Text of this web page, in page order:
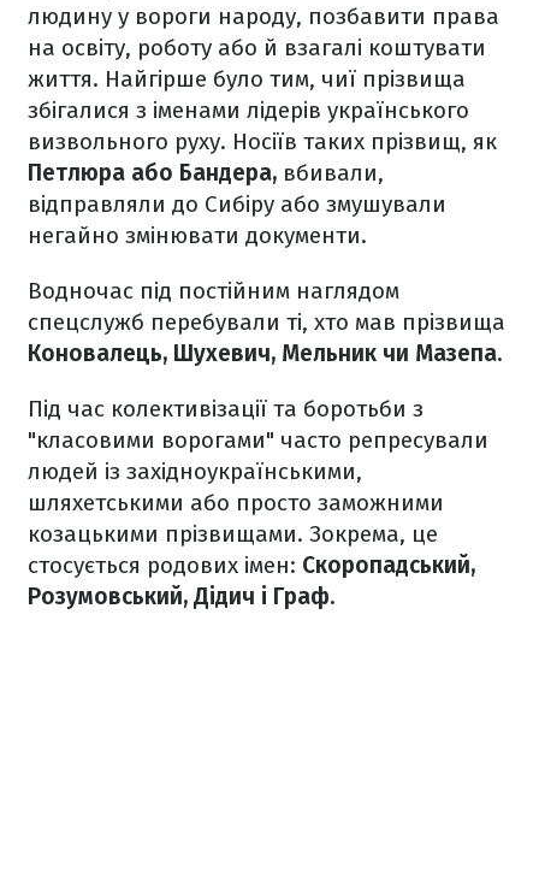
людину у вороги народу, позбавити права
на освіту, роботу або й взагалі коштувати
життя. Найгірше було тим, чиї прізвища
збігалися з іменами лідерів українського
визвольного руху. Носіїв таких прізвищ, як
Петлюра або Бандера, вбивали,
відправляли до Сибіру або змушували
негайно змінювати документи.
Водночас під постійним наглядом
спецслужб перебували ті, хто мав прізвища
Коновалець, Шухевич, Мельник чи Мазепа.
Під час колективізації та боротьби з
"класовими ворогами" часто репресували
людей із західноукраїнськими,
шляхетськими або просто заможними
козацькими прізвищами. Зокрема, це
стосується родових імен: Скоропадський,
Розумовський, Дідич і Граф.